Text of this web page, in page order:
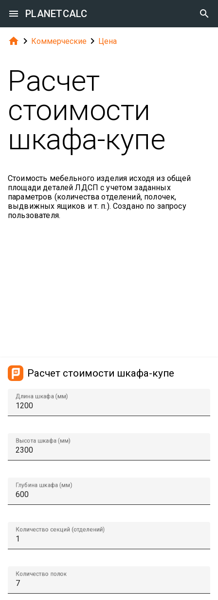
 PLANETCALC 
  Коммерческие  Цена
Расчет
стоимости
шкафа-купе
Стоимость мебельного изделия исходя из общей
площади деталей ЛДСП с учетом заданных
параметров (количества отделений, полочек,
выдвижных ящиков и т. п.). Создано по запросу
пользователя.
Расчет стоимости шкафа-купе
Длина шкафа (мм)
Высота шкафа (мм)
Глубина шкафа (мм)
Количество секций (отделений)
Количество полок